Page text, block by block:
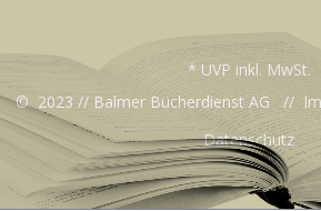
* UVP inkl. MwSt.
© 2023 // Balmer Bücherdienst AG //
Datenschutz